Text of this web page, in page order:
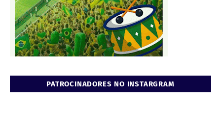
PATROCINADORES NO INSTARGRAM